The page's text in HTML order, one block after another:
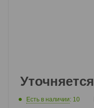
Уточняется
Есть в наличии: 10